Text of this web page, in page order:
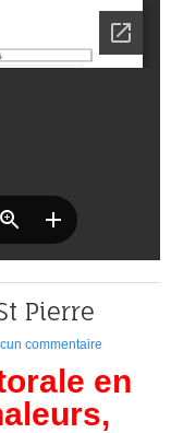
Pierre
commentaire
en